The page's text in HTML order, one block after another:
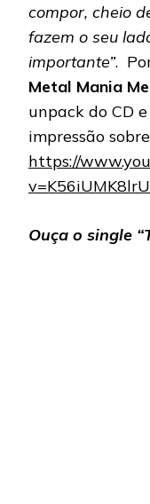
compor, cheio
fazem o seu
importante”.
Metal Mania
unpack do CD
impressão
https://
Ouça o single